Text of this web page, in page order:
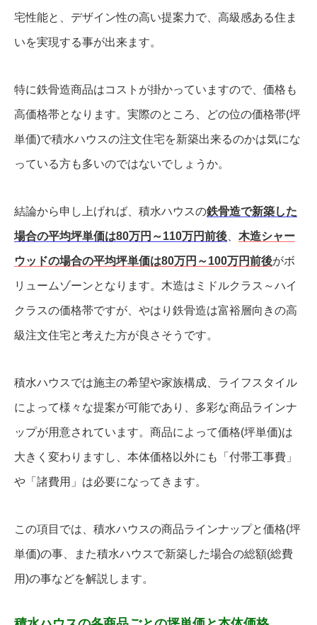
宅性能と、デザイン性の高い提案力で、高級感ある住ま
いを実現する事が出来ます。
特に鉄骨造商品はコストが掛かっていますので、価格も
高価格帯となります。実際のところ、どの位の価格帯(坪
単価)で積水ハウスの注文住宅を新築出来るのかは気にな
っている方も多いのではないでしょうか。
結論から申し上げれば、積水ハウスの鉄骨造で新築した
場合の平均坪単価は80万円～110万円前後 木造シャー
ウッドの場合の平均坪単価は80万円～100万円前後がボ
リュームゾーンとなります。木造はミドルクラス～ハイ
クラスの価格帯ですが、やはり鉄骨造は富裕層向きの高
級注文住宅と考えた方が良さそうです。
積水ハウスでは施主の希望や家族構成、ライフスタイル
によって様々な提案が可能であり、多彩な商品ラインナ
ップが用意されています。商品によって価格(坪単価)は
大きく変わりますし、本体価格以外にも「付帯工事費」
や「諸費用」は必要になってきます。
この項目では、積水ハウスの商品ラインナップと価格(坪
単価)の事、また積水ハウスで新築した場合の総額(総費
用)の事などを解説します。